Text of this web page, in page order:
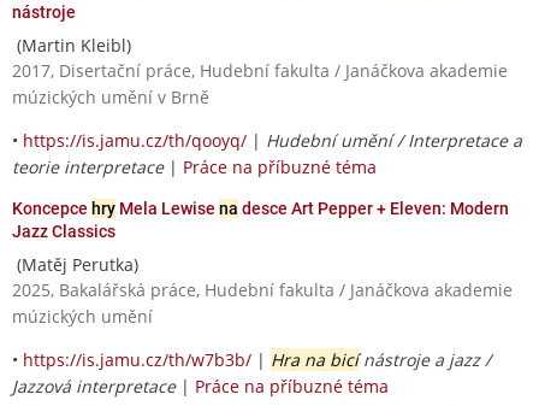
nástroje
(Martin Kleibl)
2017, Disertační práce, Hudební fakulta / Janáčkova akademie
múzických umění v Brně
• https://is.jamu.cz/th/qooyq/ | Hudební umění / Interpretace a
teorie interpretace| Práce na příbuzné téma
Koncepce hry Mela Lewise na desce Art Pepper + Eleven: Modern
Jazz Classics
(Matěj Perutka)
2025, Bakalářská práce, Hudební fakulta / Janáčkova akademie
múzických umění
• https://is.jamu.cz/th/w7b3b/ | Hra na bicínástroje a jazz /
Jazzová interpretace| Práce na příbuzné téma